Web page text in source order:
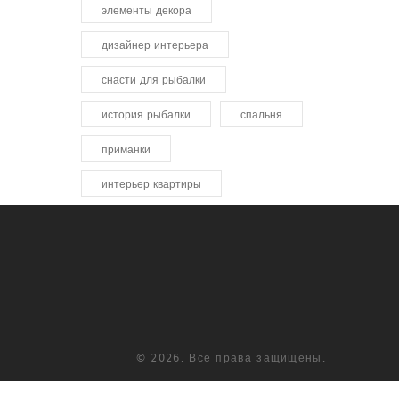
элементы декора
дизайнер интерьера
снасти для рыбалки
история рыбалки спальня
приманки
интерьер квартиры
© 2026. Все права защищены.